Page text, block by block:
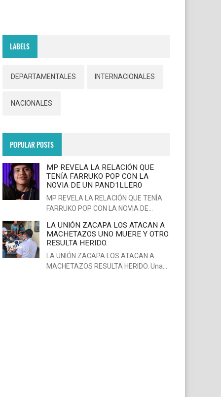
LABELS
DEPARTAMENTALES INTERNACIONALES
NACIONALES
POPULAR POSTS
MP REVELA LA RELACIÓN QUE
TENÍA FARRUKO POP CON LA
NOVIA DE UN PAND1LLER0
MP REVELA LA RELACIÓN QUE TENÍA
FARRUKO POP CON LA NOVIA DE…
LA UNIÓN ZACAPA LOS ATACAN A
MACHETAZOS UNO MUERE Y OTRO
RESULTA HERIDO.
LA UNIÓN ZACAPA LOS ATACAN A
MACHETAZOS RESULTA HERIDO. Una…